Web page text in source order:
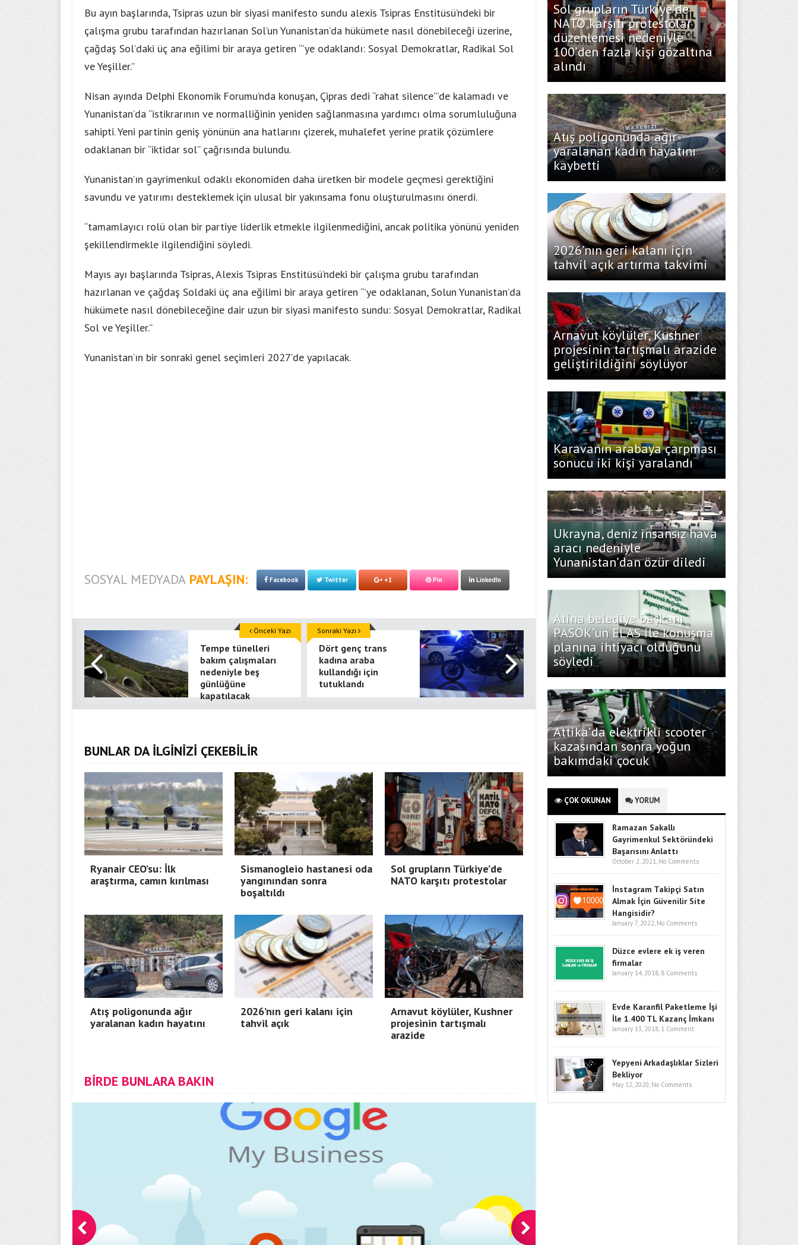
Bu ayın başlarında, Tsipras uzun bir siyasi manifesto sundu alexis Tsipras Enstitüsü’ndeki bir
çalışma grubu tarafından hazırlanan Sol’un Yunanistan’da hükümete nasıl dönebileceği üzerine,
çağdaş Sol’daki üç ana eğilimi bir araya getiren “’ye odaklandı: Sosyal Demokratlar, Radikal Sol
ve Yeşiller.”
Nisan ayında Delphi Ekonomik Forumu’nda konuşan, Çipras dedi “rahat silence”’de kalamadı ve
Yunanistan’da “istikrarının ve normalliğinin yeniden sağlanmasına yardımcı olma sorumluluğuna
sahipti. Yeni partinin geniş yönünün ana hatlarını çizerek, muhalefet yerine pratik çözümlere
odaklanan bir “iktidar sol” çağrısında bulundu.
Yunanistan’ın gayrimenkul odaklı ekonomiden daha üretken bir modele geçmesi gerektiğini
savundu ve yatırımı desteklemek için ulusal bir yakınsama fonu oluşturulmasını önerdi.
“tamamlayıcı rolü olan bir partiye liderlik etmekle ilgilenmediğini, ancak politika yönünü yeniden
şekillendirmekle ilgilendiğini söyledi.
Mayıs ayı başlarında Tsipras, Alexis Tsipras Enstitüsü’ndeki bir çalışma grubu tarafından
hazırlanan ve çağdaş Soldaki üç ana eğilimi bir araya getiren “’ye odaklanan, Solun Yunanistan’da
hükümete nasıl dönebileceğine dair uzun bir siyasi manifesto sundu: Sosyal Demokratlar, Radikal
Sol ve Yeşiller.”
Yunanistan’ın bir sonraki genel seçimleri 2027’de yapılacak.
SOSYAL MEDYADA PAYLAŞIN: Facebook Twitter +1 Pin LinkedIn
Tempe tünelleri
bakım çalışmaları
nedeniyle beş
günlüğüne
kapatılacak
Önceki Yazı
Dört genç trans
kadına araba
kullandığı için
tutuklandı
Sonraki Yazı
BUNLAR DA İLGİNİZİ ÇEKEBİLİR
Ryanair CEO’su: İlk
araştırma, camın kırılması
Sismanogleio hastanesi oda
yangınından sonra
boşaltıldı
Sol grupların Türkiye’de
NATO karşıtı protestolar
Atış poligonunda ağır
yaralanan kadın hayatını
2026’nın geri kalanı için
tahvil açık
Arnavut köylüler, Kushner
projesinin tartışmalı
arazide
BİRDE BUNLARA BAKIN
Sol grupların Türkiye’de
NATO karşıtı protestolar
düzenlemesi nedeniyle
100’den fazla kişi gözaltına
alındı
Atış poligonunda ağır
yaralanan kadın hayatını
kaybetti
2026’nın geri kalanı için
tahvil açık artırma takvimi
Arnavut köylüler, Kushner
projesinin tartışmalı arazide
geliştirildiğini söylüyor
Karavanın arabaya çarpması
sonucu iki kişi yaralandı
Ukrayna, deniz insansız hava
aracı nedeniyle
Yunanistan’dan özür diledi
Atina belediye başkanı
PASOK’un ELAS ile konuşma
planına ihtiyacı olduğunu
söyledi
Attika’da elektrikli scooter
kazasından sonra yoğun
bakımdaki çocuk
ÇOK OKUNAN YORUM
Ramazan Sakallı
Gayrimenkul Sektöründeki
Başarısını Anlattı
October 2, 2021, No Comments
İnstagram Takipçi Satın
Almak İçin Güvenilir Site
Hangisidir?
January 7, 2022, No Comments
Düzce evlere ek iş veren
firmalar
January 14, 2018, 8 Comments
Evde Karanfil Paketleme İşi
İle 1.400 TL Kazanç İmkanı
January 13, 2018, 1 Comment
Yepyeni Arkadaşlıklar Sizleri
Bekliyor
May 12, 2020, No Comments